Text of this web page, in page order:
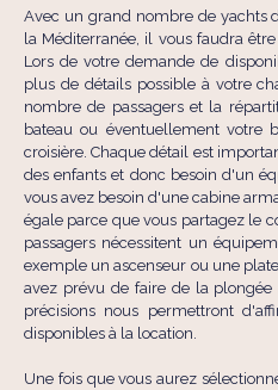
Avec un grand nombre de yachts
la Méditerranée, il vous faudra
Lors de votre demande de
plus de détails possible à votre
nombre de passagers et la
bateau ou éventuellement votre
croisière. Chaque détail est
des enfants et donc besoin d'un
vous avez besoin d'une cabine
égale parce que vous partagez le
passagers nécessitent un
exemple un ascenseur ou une
avez prévu de faire de la plongée
précisions nous permettront
disponibles à la location.
Une fois que vous aurez